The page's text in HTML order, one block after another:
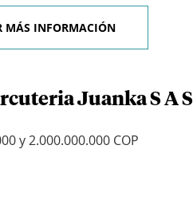
MÁS INFORMACIÓN
Juanka S A S
y 2.000.000.000 COP